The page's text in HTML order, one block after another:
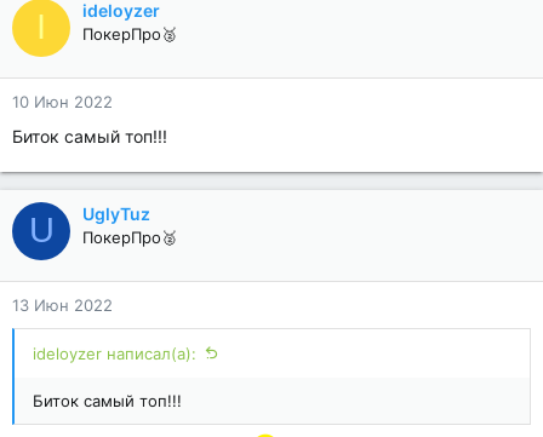
I ideloyzer
ПокерПро🥈
10 Июн 2022
Биток самый топ!!!
U UglyTuz
ПокерПро🥈
13 Июн 2022
ideloyzer написал(а):
Биток самый топ!!!